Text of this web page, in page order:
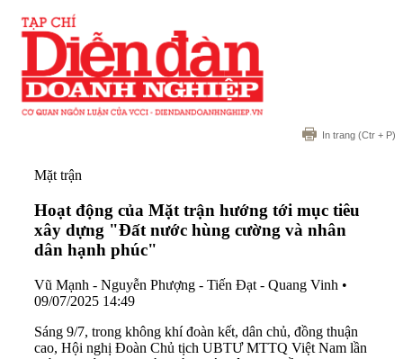
In trang (Ctr + P)
Mặt trận
Hoạt động của Mặt trận hướng tới mục tiêu
xây dựng "Đất nước hùng cường và nhân
dân hạnh phúc"
Vũ Mạnh - Nguyễn Phượng - Tiến Đạt - Quang Vinh •
09/07/2025 14:49
Sáng 9/7, trong không khí đoàn kết, dân chủ, đồng thuận
cao, Hội nghị Đoàn Chủ tịch UBTƯ MTTQ Việt Nam lần